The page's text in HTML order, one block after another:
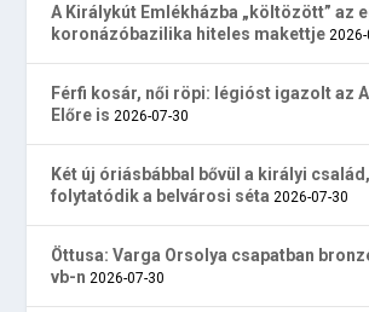
A Királykút Emlékházba „költözött” az
koronázóbazilika hiteles makettje
Férfi kosár, női röpi: légióst igazolt az
Előre is 2026-07-30
Két új óriásbábbal bővül a királyi
folytatódik a belvárosi séta 2026-07-30
Öttusa: Varga Orsolya csapatban
vb-n 2026-07-30